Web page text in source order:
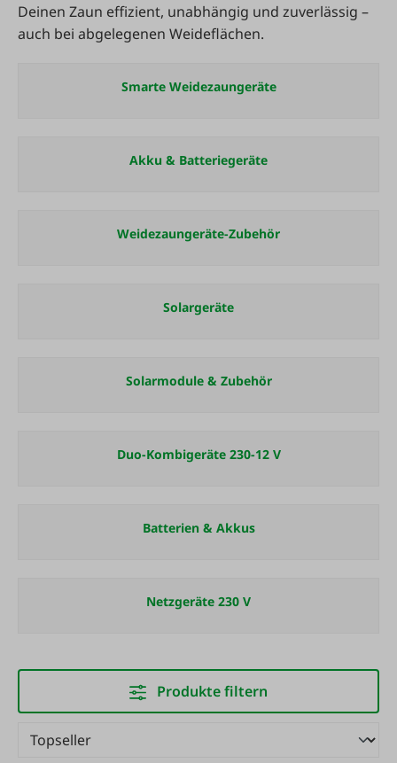
Deinen Zaun effizient, unabhängig und zuverlässig –
auch bei abgelegenen Weideflächen.
Smarte Weidezaungeräte
Akku & Batteriegeräte
Weidezaungeräte-Zubehör
Solargeräte
Solarmodule & Zubehör
Duo-Kombigeräte 230-12 V
Batterien & Akkus
Netzgeräte 230 V
Produkte filtern